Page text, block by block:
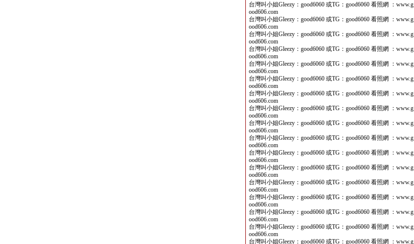
台灣叫小姐Gleezy：good6060 或TG：good6060 看照網 ：www.g
ood606.com
台灣叫小姐Gleezy：good6060 或TG：good6060 看照網 ：www.g
ood606.com
台灣叫小姐Gleezy：good6060 或TG：good6060 看照網 ：www.g
ood606.com
台灣叫小姐Gleezy：good6060 或TG：good6060 看照網 ：www.g
ood606.com
台灣叫小姐Gleezy：good6060 或TG：good6060 看照網 ：www.g
ood606.com
台灣叫小姐Gleezy：good6060 或TG：good6060 看照網 ：www.g
ood606.com
台灣叫小姐Gleezy：good6060 或TG：good6060 看照網 ：www.g
ood606.com
台灣叫小姐Gleezy：good6060 或TG：good6060 看照網 ：www.g
ood606.com
台灣叫小姐Gleezy：good6060 或TG：good6060 看照網 ：www.g
ood606.com
台灣叫小姐Gleezy：good6060 或TG：good6060 看照網 ：www.g
ood606.com
台灣叫小姐Gleezy：good6060 或TG：good6060 看照網 ：www.g
ood606.com
台灣叫小姐Gleezy：good6060 或TG：good6060 看照網 ：www.g
ood606.com
台灣叫小姐Gleezy：good6060 或TG：good6060 看照網 ：www.g
ood606.com
台灣叫小姐Gleezy：good6060 或TG：good6060 看照網 ：www.g
ood606.com
台灣叫小姐Gleezy：good6060 或TG：good6060 看照網 ：www.g
ood606.com
台灣叫小姐Gleezy：good6060 或TG：good6060 看照網 ：www.g
ood606.com
台灣叫小姐Gleezy：good6060 或TG：good6060 看照網 ：www.g